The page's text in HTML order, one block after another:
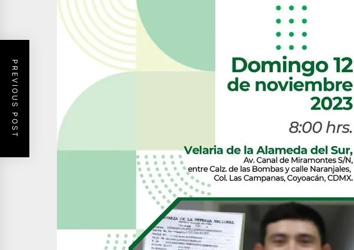
PREVIOUS POST